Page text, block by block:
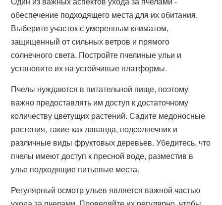
обеспечение подходящего места для их обитания.
Выберите участок с умеренным климатом,
защищенный от сильных ветров и прямого
солнечного света. Постройте пчелиные ульи и
установите их на устойчивые платформы.
Пчелы нуждаются в питательной пище, поэтому
важно предоставлять им доступ к достаточному
количеству цветущих растений. Садите медоносные
растения, такие как лаванда, подсолнечник и
различные виды фруктовых деревьев. Убедитесь, что
пчелы имеют доступ к пресной воде, разместив в
улье подходящие питьевые места.
Регулярный осмотр ульев является важной частью